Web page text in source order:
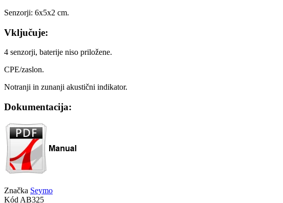
Senzorji: 6x5x2 cm.
Vključuje:
4 senzorji, baterije niso priložene.
CPE/zaslon.
Notranji in zunanji akustični indikator.
Dokumentacija:
Značka Seymo
Kód AB325